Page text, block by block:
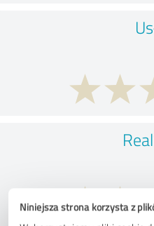
Niniejsza strona korzysta z